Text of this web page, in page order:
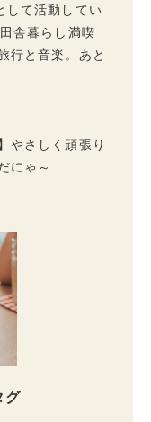
して活動してい
舎暮らし満喫
行と音楽。あと
やさしく頑張り
にゃ～
グ